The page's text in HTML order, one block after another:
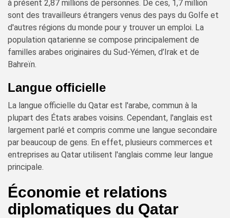
à présent 2,87 millions de personnes. De ces, 1,7 million
sont des travailleurs étrangers venus des pays du Golfe et
d'autres régions du monde pour y trouver un emploi. La
population qatarienne se compose principalement de
familles arabes originaires du Sud-Yémen, d’Irak et de
Bahreïn.
Langue officielle
La langue officielle du Qatar est l'arabe, commun à la
plupart des États arabes voisins. Cependant, l'anglais est
largement parlé et compris comme une langue secondaire
par beaucoup de gens. En effet, plusieurs commerces et
entreprises au Qatar utilisent l'anglais comme leur langue
principale.
Économie et relations
diplomatiques du Qatar